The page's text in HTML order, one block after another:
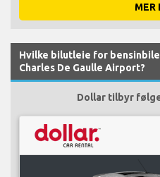
MER
Hvilke bilutleie for
Charles De Gaulle Airport?
Dollar tilbyr